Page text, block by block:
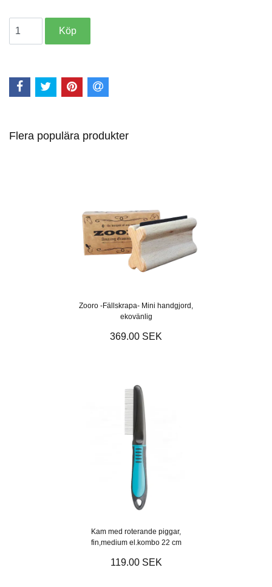
Flera populära produkter
Zooro -Fällskrapa- Mini handgjord,
ekovänlig
369.00 SEK
Kam med roterande piggar,
fin,medium el.kombo 22 cm
119.00 SEK